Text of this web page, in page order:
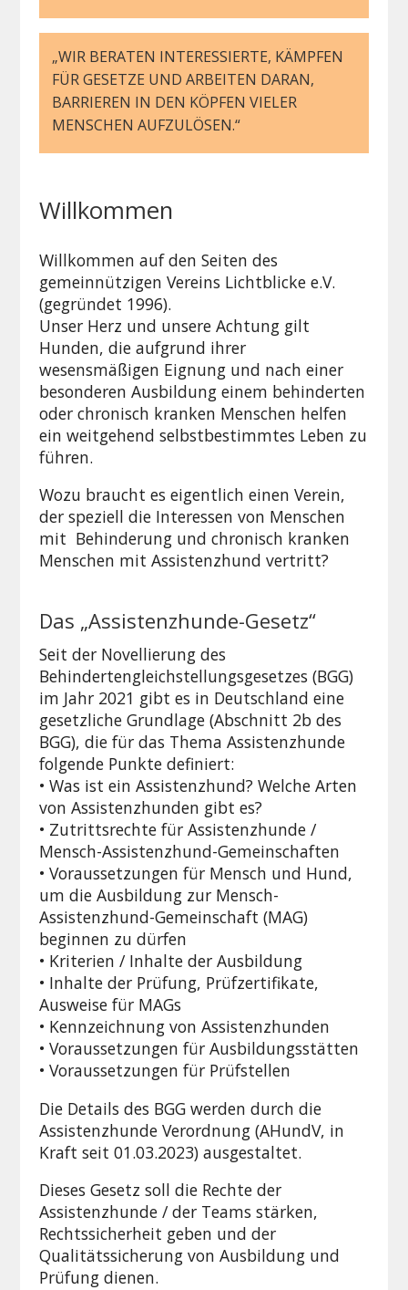
„WIR BERATEN INTERESSIERTE, KÄMPFEN
FÜR GESETZE UND ARBEITEN DARAN,
BARRIEREN IN DEN KÖPFEN VIELER
MENSCHEN AUFZULÖSEN.“
Willkommen
Willkommen auf den Seiten des
gemeinnützigen Vereins Lichtblicke e.V.
(gegründet 1996).
Unser Herz und unsere Achtung gilt
Hunden, die aufgrund ihrer
wesensmäßigen Eignung und nach einer
besonderen Ausbildung einem behinderten
oder chronisch kranken Menschen helfen
ein weitgehend selbstbestimmtes Leben zu
führen.
Wozu braucht es eigentlich einen Verein,
der speziell die Interessen von Menschen
mit Behinderung und chronisch kranken
Menschen mit Assistenzhund vertritt?
Das „Assistenzhunde-Gesetz“
Seit der Novellierung des
Behindertengleichstellungsgesetzes (BGG)
im Jahr 2021 gibt es in Deutschland eine
gesetzliche Grundlage (Abschnitt 2b des
BGG), die für das Thema Assistenzhunde
folgende Punkte definiert:
• Was ist ein Assistenzhund? Welche Arten
von Assistenzhunden gibt es?
• Zutrittsrechte für Assistenzhunde /
Mensch-Assistenzhund-Gemeinschaften
• Voraussetzungen für Mensch und Hund,
um die Ausbildung zur Mensch-
Assistenzhund-Gemeinschaft (MAG)
beginnen zu dürfen
• Kriterien / Inhalte der Ausbildung
• Inhalte der Prüfung, Prüfzertifikate,
Ausweise für MAGs
• Kennzeichnung von Assistenzhunden
• Voraussetzungen für Ausbildungsstätten
• Voraussetzungen für Prüfstellen
Die Details des BGG werden durch die
Assistenzhunde Verordnung (AHundV, in
Kraft seit 01.03.2023) ausgestaltet.
Dieses Gesetz soll die Rechte der
Assistenzhunde / der Teams stärken,
Rechtssicherheit geben und der
Qualitätssicherung von Ausbildung und
Prüfung dienen.